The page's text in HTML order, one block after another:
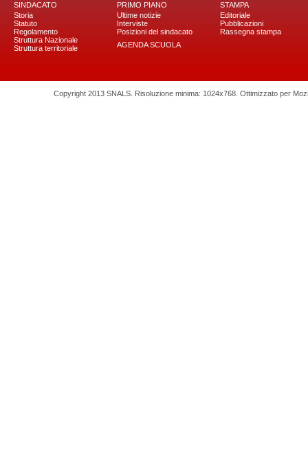
SINDACATO
Storia
Statuto
Regolamento
Struttura Nazionale
Struttura territoriale
PRIMO PIANO
Ultime notizie
Interviste
Posizioni del sindacato
AGENDA SCUOLA
STAMPA
Editoriale
Pubblicazioni
Rassegna stampa
Copyright 2013 SNALS. Risoluzione minima: 1024x768. Ottimizzato per